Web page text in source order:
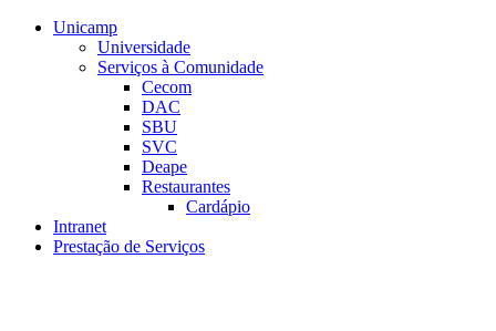
Conteúdo principal
Unicamp
Universidade
Serviços à Comunidade
Cecom
DAC
SBU
SVC
Deape
Restaurantes
Cardápio
Intranet
Prestação de Serviços